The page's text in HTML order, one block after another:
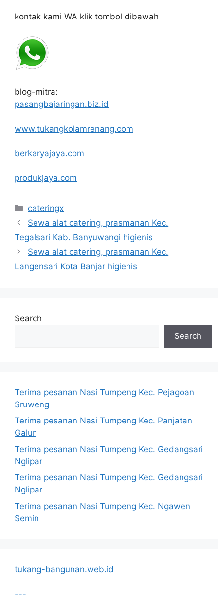
kontak kami WA klik tombol dibawah
blog-mitra:
pasangbajaringan.biz.id
www.tukangkolamrenang.com
berkaryajaya.com
produkjaya.com
Categories
cateringx
Sewa alat catering, prasmanan Kec.
Tegalsari Kab. Banyuwangi higienis
Sewa alat catering, prasmanan Kec.
Langensari Kota Banjar higienis
Search
Search
Terima pesanan Nasi Tumpeng Kec. Pejagoan
Sruweng
Terima pesanan Nasi Tumpeng Kec. Panjatan
Galur
Terima pesanan Nasi Tumpeng Kec. Gedangsari
Nglipar
Terima pesanan Nasi Tumpeng Kec. Gedangsari
Nglipar
Terima pesanan Nasi Tumpeng Kec. Ngawen
Semin
tukang-bangunan.web.id
---